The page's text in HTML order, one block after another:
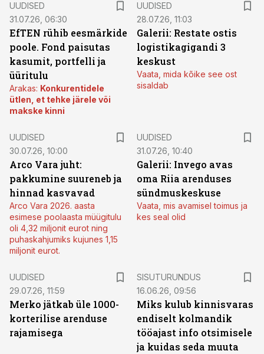
UUDISED
31.07.26, 06:30
EfTEN rühib eesmärkide
poole. Fond paisutas
kasumit, portfelli ja
üüritulu
Arakas: Konkurentidele
ütlen, et tehke järele või
makske kinni
UUDISED
28.07.26, 11:03
Galerii: Restate ostis
logistikagigandi 3
keskust
Vaata, mida kõike see ost
sisaldab
UUDISED
30.07.26, 10:00
Arco Vara juht:
pakkumine suureneb ja
hinnad kasvavad
Arco Vara 2026. aasta
esimese poolaasta müügitulu
oli 4,32 miljonit eurot ning
puhaskahjumiks kujunes 1,15
miljonit eurot.
UUDISED
31.07.26, 10:40
Galerii: Invego avas
oma Riia arenduses
sündmuskeskuse
Vaata, mis avamisel toimus ja
kes seal olid
UUDISED
29.07.26, 11:59
Merko jätkab üle 1000-
korterilise arenduse
rajamisega
SISUTURUNDUS
16.06.26, 09:56
Miks kulub kinnisvaras
endiselt kolmandik
tööajast info otsimisele
ja kuidas seda muuta